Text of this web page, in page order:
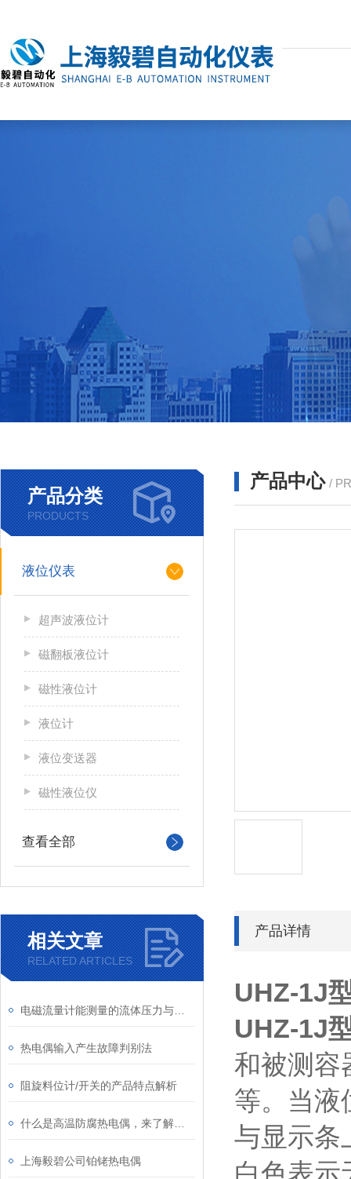
产品分类
PRODUCTS
液位仪表
超声波液位计
磁翻板液位计
磁性液位计
液位计
液位变送器
磁性液位仪
查看全部
相关文章
RELATED ARTICLES
热电偶输入产生故障判别法
阻旋料位计/开关的产品特点解析
上海毅碧公司铂铑热电偶
产品中心 /
产品详情
UHZ-1J
UHZ-1J
和被测容
等。当液
与显示条
白色表示